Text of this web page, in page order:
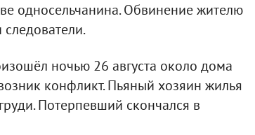
односельчанина. Обвинение жителю
ночью 26 августа около дома
конфликт. Пьяный хозяин жилья
Потерпевший скончался в